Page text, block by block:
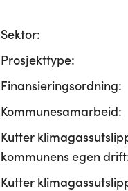
Sektor:
Prosjekttype:
Finansieringsordning:
Kommunesamarbeid:
Kutter
kommunens egen
Kutter